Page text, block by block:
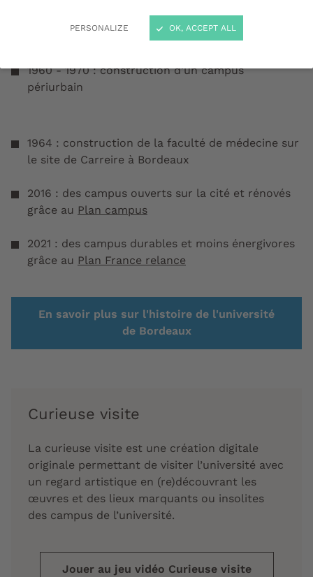
PERSONALIZE OK, ACCEPT ALL
1960 - 1970 : construction d’un campus
périurbain
1964 : construction de la faculté de médecine sur
le site de Carreire à Bordeaux
2016 : des campus ouverts sur la cité et rénovés
grâce au Plan campus
2021 : des campus durables et moins énergivores
grâce au Plan France relance
En savoir plus sur l'histoire de l'université
de Bordeaux
Curieuse visite
La curieuse visite est une création digitale
originale permettant de visiter l’université avec
un regard artistique en (re)découvrant les
œuvres et des lieux marquants ou insolites
des campus de l’université.
Jouer au jeu vidéo Curieuse visite